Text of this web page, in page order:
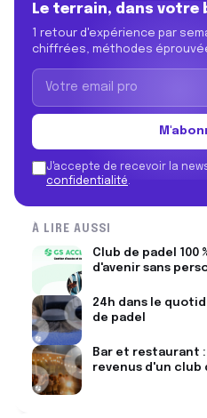
Le terrain, dans votre
1 retour d'expérience par
chiffrées, méthodes
J'accepte de recevoir la
confidentialité.
À LIRE AUSSI
Club de padel 100
d'avenir sans
24h dans le
de padel
Bar et restaurant
revenus d'un club